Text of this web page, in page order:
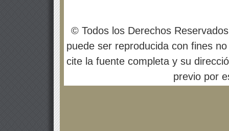
© Todos los Derechos
puede ser reproducida con fines
cite la fuente completa y su
previo por